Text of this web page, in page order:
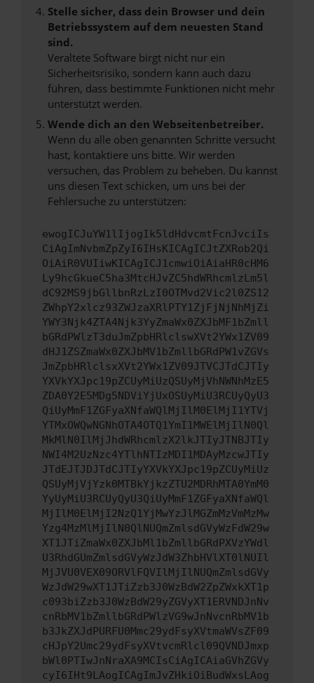
Stelle sicher, dass dein Browser und dein
Betriebssystem auf dem neuesten Stand
sind.
Veraltete Software birgt nicht nur ein
Sicherheitsrisiko, sondern kann auch dazu
führen, dass bestimmte Funktionen nicht mehr
unterstützt werden.
Wende dich an den Webseitenbetreiber.
Wenn du alle oben genannten Schritte versucht
hast, kontaktiere uns bitte. Wir werden
versuchen, das Problem zu beheben. Du kannst
uns diesen Text schicken, um uns bei der
Fehlersuche zu unterstützen:
ewogICJuYW1lIjogIk5ldHdvcmtFcnJvciIs
CiAgImNvbmZpZyI6IHsKICAgICJtZXRob2Qi
OiAiR0VUIiwKICAgICJ1cmwiOiAiaHR0cHM6
Ly9hcGkueC5ha3MtcHJvZC5hdWRhcmlzLm5l
dC92MS9jbGllbnRzLzI0OTMvd2Vic2l0ZS12
ZWhpY2xlcz93ZWJzaXRlPTY1ZjFjNjNhMjZi
YWY3Njk4ZTA4Njk3YyZmaWx0ZXJbMF1bZmll
bGRdPWlzT3duJmZpbHRlclswXVt2YWx1ZV09
dHJ1ZSZmaWx0ZXJbMV1bZmllbGRdPW1vZGVs
JmZpbHRlclsxXVt2YWx1ZV09JTVCJTdCJTIy
YXVkYXJpc19pZCUyMiUzQSUyMjVhNWNhMzE5
ZDA0Y2E5MDg5NDViYjUxOSUyMiU3RCUyQyU3
QiUyMmF1ZGFyaXNfaWQlMjIlM0ElMjI1YTVj
YTMxOWQwNGNhOTA4OTQ1YmI1MWElMjIlN0Ql
MkMlN0IlMjJhdWRhcmlzX2lkJTIyJTNBJTIy
NWI4M2UzNzc4YTlhNTIzMDI1MDAyMzcwJTIy
JTdEJTJDJTdCJTIyYXVkYXJpc19pZCUyMiUz
QSUyMjVjYzk0MTBkYjkzZTU2MDRhMTA0YmM0
YyUyMiU3RCUyQyU3QiUyMmF1ZGFyaXNfaWQl
MjIlM0ElMjI2NzQ1YjMwYzJlMGZmMzVmMzMw
Yzg4MzMlMjIlN0QlNUQmZmlsdGVyWzFdW29w
XT1JTiZmaWx0ZXJbMl1bZmllbGRdPXVzYWdl
U3RhdGUmZmlsdGVyWzJdW3ZhbHVlXT0lNUIl
MjJVU0VEX09ORVlFQVIlMjIlNUQmZmlsdGVy
WzJdW29wXT1JTiZzb3J0WzBdW2ZpZWxkXT1p
c093biZzb3J0WzBdW29yZGVyXT1ERVNDJnNv
cnRbMV1bZmllbGRdPWlzVG9wJnNvcnRbMV1b
b3JkZXJdPURFU0Mmc29ydFsyXVtmaWVsZF09
cHJpY2Umc29ydFsyXVtvcmRlcl09QVNDJmxp
bWl0PTIwJnNraXA9MCIsCiAgICAiaGVhZGVy
cyI6IHt9LAogICAgImJvZHkiOiBudWxsLAog